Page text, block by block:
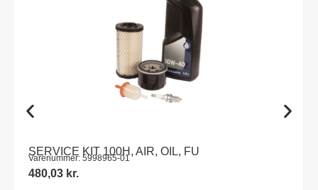
SERVICE KIT 100H, AIR, OIL, FU
Varenummer: 5998965-01
480,03 kr.